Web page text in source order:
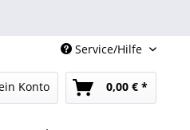
Service/Hilfe
Konto 0,00 € *